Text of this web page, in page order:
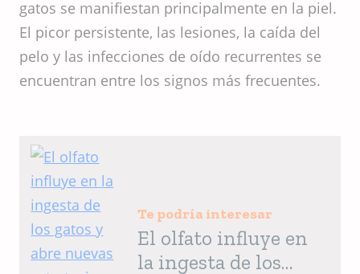
gatos se manifiestan principalmente en la piel.
El picor persistente, las lesiones, la caída del
pelo y las infecciones de oído recurrentes se
encuentran entre los signos más frecuentes.
Te podría interesar
El olfato influye en
la ingesta de los